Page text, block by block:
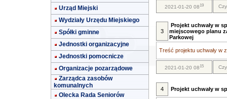
Urząd Miejski
Wydziały Urzędu Miejskiego
Spółki gminne
Jednostki organizacyjne
Jednostki pomocnicze
Organizacje pozarządowe
Zarządca zasobów
komunalnych
Olecka Rada Seniorów
2021-01-20 0819
3
Projekt uchwały w
miejscowego planu
Parkowej
Treść projektu uchwały w
2021-01-20 0815
4 Projekt uchwały w